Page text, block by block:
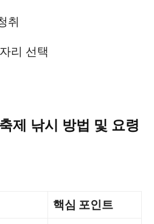
취
리 선택
제 낚시 방법 및 요령
핵심 포인트